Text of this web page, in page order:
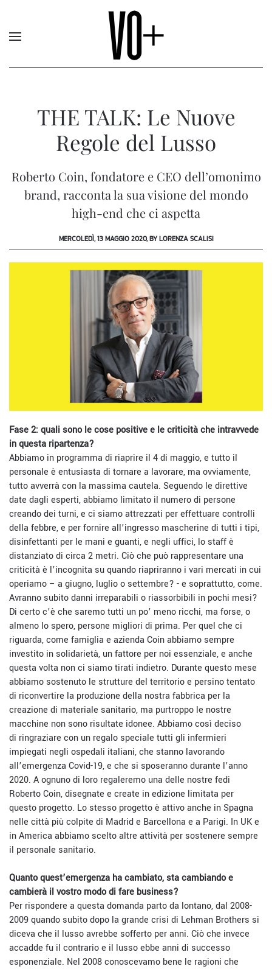
THE TALK: Le Nuove
Regole del Lusso
Roberto Coin, fondatore e CEO dell’omonimo
brand, racconta la sua visione del mondo
high-end che ci aspetta
MERCOLEDÌ, 13 MAGGIO 2020, BY LORENZA SCALISI
Fase 2: quali sono le cose positive e le criticità che intravvede
in questa ripartenza?
Abbiamo in programma di riaprire il 4 di maggio, e tutto il
personale è entusiasta di tornare a lavorare, ma ovviamente,
tutto avverrà con la massima cautela. Seguendo le direttive
date dagli esperti, abbiamo limitato il numero di persone
creando dei turni, e ci siamo attrezzati per effettuare controlli
della febbre, e per fornire all’ingresso mascherine di tutti i tipi,
disinfettanti per le mani e guanti, e negli uffici, lo staff è
distanziato di circa 2 metri. Ciò che può rappresentare una
criticità è l’incognita su quando riapriranno i vari mercati in cui
operiamo – a giugno, luglio o settembre? - e soprattutto, come.
Avranno subito danni irreparabili o riassorbibili in pochi mesi?
Di certo c’è che saremo tutti un po’ meno ricchi, ma forse, o
almeno lo spero, persone migliori di prima. Per quel che ci
riguarda, come famiglia e azienda Coin abbiamo sempre
investito in solidarietà, un fattore per noi essenziale, e anche
questa volta non ci siamo tirati indietro. Durante questo mese
abbiamo sostenuto le strutture del territorio e persino tentato
di riconvertire la produzione della nostra fabbrica per la
creazione di materiale sanitario, ma purtroppo le nostre
macchine non sono risultate idonee. Abbiamo così deciso
di ringraziare con un regalo speciale tutti gli infermieri
impiegati negli ospedali italiani, che stanno lavorando
all’emergenza Covid-19, e che si sposeranno durante l’anno
2020. A ognuno di loro regaleremo una delle nostre fedi
Roberto Coin, disegnate e create in edizione limitata per
questo progetto. Lo stesso progetto è attivo anche in Spagna
nelle città più colpite di Madrid e Barcellona e a Parigi. In UK e
in America abbiamo scelto altre attività per sostenere sempre
il personale sanitario.
Quanto quest’emergenza ha cambiato, sta cambiando e
cambierà il vostro modo di fare business?
Per rispondere a questa domanda parto da lontano, dal 2008-
2009 quando subito dopo la grande crisi di Lehman Brothers si
diceva che il lusso avrebbe sofferto per anni. Ciò che invece
accadde fu il contrario e il lusso ebbe anni di successo
esponenziale. Nel 2008 conoscevamo bene le ragioni che